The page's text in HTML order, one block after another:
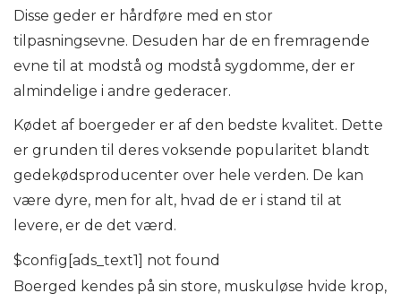
Disse geder er hårdføre med en stor
tilpasningsevne. Desuden har de en fremragende
evne til at modstå og modstå sygdomme, der er
almindelige i andre gederacer.
Kødet af boergeder er af den bedste kvalitet. Dette
er grunden til deres voksende popularitet blandt
gedekødsproducenter over hele verden. De kan
være dyre, men for alt, hvad de er i stand til at
levere, er de det værd.
$config[ads_text1] not found
Boerged kendes på sin store, muskuløse hvide krop,